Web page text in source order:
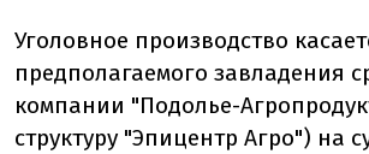
Уголовное производство
предполагаемого завладения
компании "Подолье-
структуру "Эпицентр Агро") на